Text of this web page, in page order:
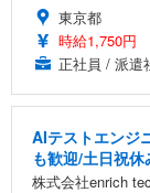
東京都
時給1,750円
正社員 / 派遣
AIテストエンジ
も歓迎/土日祝休
株式会社enrich